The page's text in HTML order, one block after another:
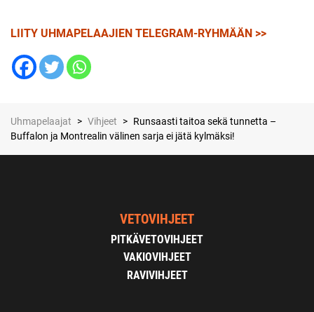
LIITY UHMAPELAAJIEN TELEGRAM-RYHMÄÄN >>
Uhmapelaajat > Vihjeet > Runsaasti taitoa sekä tunnetta –
Buffalon ja Montrealin välinen sarja ei jätä kylmäksi!
VETOVIHJEET
PITKÄVETOVIHJEET
VAKIOVIHJEET
RAVIVIHJEET